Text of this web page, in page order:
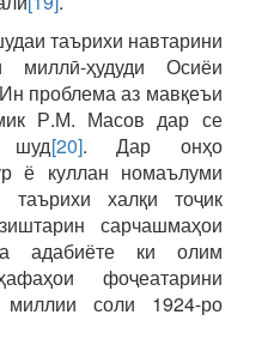
таърихи навтарини
миллӣ-ҳудуди Осиёи
проблема аз мавқеъи
Р.М. Масов дар се
шуд[20]. Дар онҳо
ё куллан номаълуми
халқи тоҷик
сарчашмаҳои
адабиёте ки олим
фоҷеатарини
миллии соли 1924-ро